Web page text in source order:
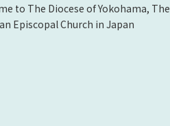
to The Diocese of Yokohama, The
Episcopal Church in Japan